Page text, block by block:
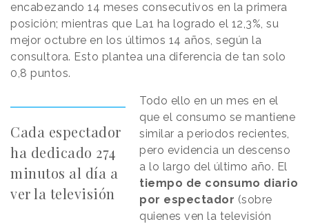
encabezando 14 meses consecutivos en la primera
posición; mientras que La1 ha logrado el 12,3%, su
mejor octubre en los últimos 14 años, según la
consultora. Esto plantea una diferencia de tan solo
0,8 puntos.
Cada espectador
ha dedicado 274
minutos al día a
ver la televisión
Todo ello en un mes en el
que el consumo se mantiene
similar a periodos recientes,
pero evidencia un descenso
a lo largo del último año. El
tiempo de consumo diario
por espectador (sobre
quienes ven la televisión